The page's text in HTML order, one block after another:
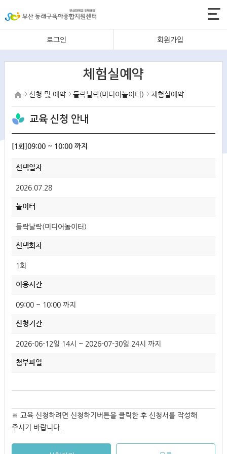
로그인 회원가입
체험실예약
신청 및 예약 들락날락(미디어놀이터) 체험실예약
교육 신청 안내
[1회]09:00 ~ 10:00 까지
선택일자
2026.07.28
놀이터
들락날락(미디어놀이터)
선택회차
1회
이용시간
09:00 ~ 10:00 까지
신청기간
2026-06-12일 14시 ~ 2026-07-30일 24시 까지
첨부파일
※ 교육 신청하려면 신청하기버튼을 클릭한 후 신청서를 작성해
주시기 바랍니다.